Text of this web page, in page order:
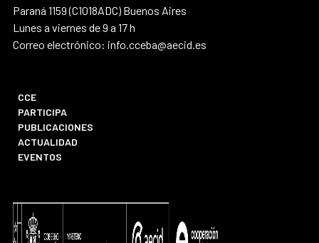
Paraná 1159 (C1018ADC) Buenos Aires
Lunes a viernes de 9 a 17 h
Correo electrónico: info.cceba@aecid.es
CCE
PARTICIPA
PUBLICACIONES
ACTUALIDAD
EVENTOS